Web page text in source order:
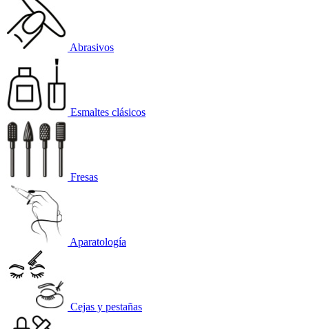
Abrasivos
Esmaltes clásicos
Fresas
Aparatología
Cejas y pestañas